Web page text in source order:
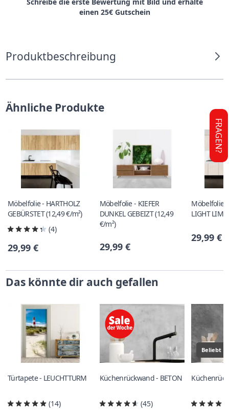
Schreibe die erste Bewertung mit Bild und erhalte
einen 25€ Gutschein
Produktbeschreibung
Ähnliche Produkte
Möbelfolie - HARTHOLZ
GEBÜRSTET (12,49 €/m²)
(4)
29,99 €
Möbelfolie - KIEFER
DUNKEL GEBEIZT (12,49
€/m²)
29,99 €
Möbelfolie
LIGHT
29,99 €
Das könnte dir auch gefallen
Türtapete - LEUCHTTURM
(14)
Küchenrückwand - BETON
(45)
Beliebt
FRAGEN?